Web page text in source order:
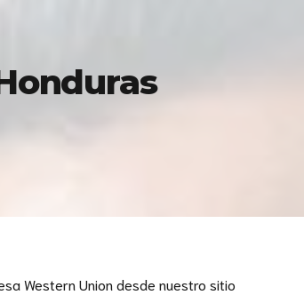
Western Union desde nuestro sitio